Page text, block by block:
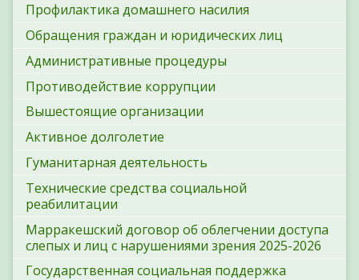
Профилактика домашнего насилия
Обращения граждан и юридических лиц
Административные процедуры
Противодействие коррупции
Вышестоящие организации
Активное долголетие
Гуманитарная деятельность
Технические средства социальной
реабилитации
Марракешский договор об облегчении доступа
слепых и лиц с нарушениями зрения 2025-2026
Государственная социальная поддержка